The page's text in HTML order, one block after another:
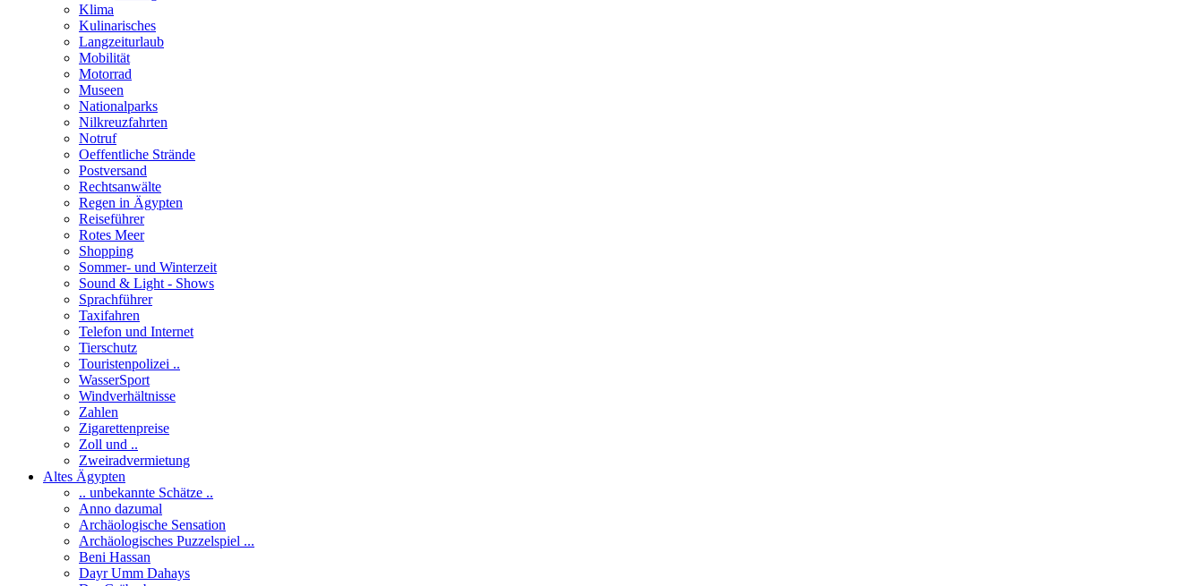
Klima
Kulinarisches
Langzeiturlaub
Mobilität
Motorrad
Museen
Nationalparks
Nilkreuzfahrten
Notruf
Oeffentliche Strände
Postversand
Rechtsanwälte
Regen in Ägypten
Reiseführer
Rotes Meer
Shopping
Sommer- und Winterzeit
Sound & Light - Shows
Sprachführer
Taxifahren
Telefon und Internet
Tierschutz
Touristenpolizei ..
WasserSport
Windverhältnisse
Zahlen
Zigarettenpreise
Zoll und ..
Zweiradvermietung
Altes Ägypten
.. unbekannte Schätze ..
Anno dazumal
Archäologische Sensation
Archäologisches Puzzelspiel ...
Beni Hassan
Dayr Umm Dahays